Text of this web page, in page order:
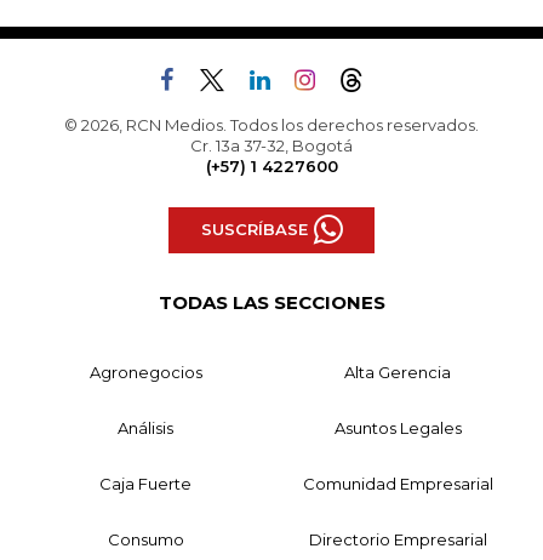
© 2026, RCN Medios. Todos los derechos reservados.
Cr. 13a 37-32, Bogotá
(+57) 1 4227600
SUSCRÍBASE
TODAS LAS SECCIONES
Agronegocios Alta Gerencia
Análisis Asuntos Legales
Caja Fuerte Comunidad Empresarial
Consumo Directorio Empresarial